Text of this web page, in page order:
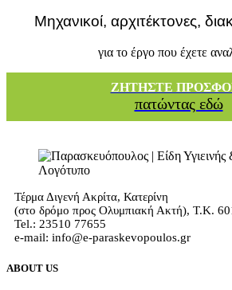
Μηχανικοί, αρχιτέκτονες,
για το έργο που έχετε
ΖΗΤΗΣΤΕ
πατώντας εδώ
Τέρμα Διγενή Ακρίτα, Κατερίνη
(στο δρόμο προς Ολυμπιακή Ακτή), Τ.Κ.
Tel.: 23510 77655
e-mail: info@e-paraskevopoulos.gr
ABOUT US